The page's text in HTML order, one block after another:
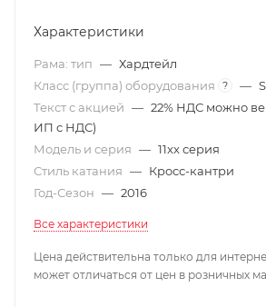
Характеристики
Рама: тип — Хардтейл
Класс (группа) оборудования
? —
Текст с акцией — 22% НДС можно
ИП с НДС)
Модель и серия — 11xx серия
Стиль катания — Кросс-кантри
Год-Сезон — 2016
Все характеристики
Цена действительна только для
может отличаться от цен в розничных